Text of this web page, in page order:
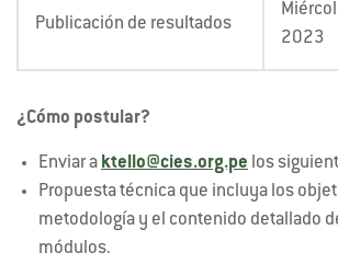
Publicación de resultados
2023
¿Cómo postular?
Enviar a ktello@cies.org.pe los
Propuesta técnica que incluya los
metodología y el contenido detallado
módulos.